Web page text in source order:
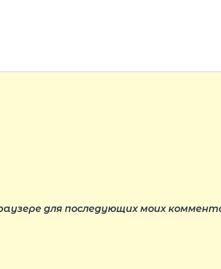
для последующих моих